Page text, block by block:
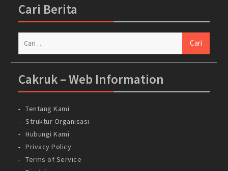
Cari Berita
Cakruk – Web Information
Tentang Kami
Struktur Organisasi
Hubungi Kami
Privacy Policy
Terms of Service